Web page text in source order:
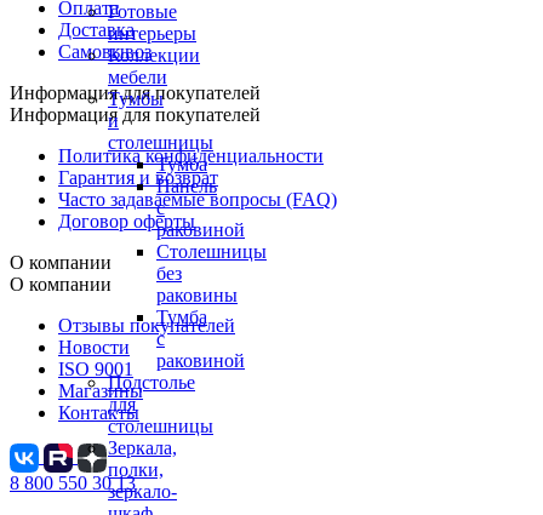
Готовые
интерьеры
Коллекции
мебели
Тумбы
и
столешницы
Тумба
Панель
с
раковиной
Столешницы
без
раковины
Тумба
с
раковиной
Подстолье
для
столешницы
Зеркала,
полки,
зеркало-
Оплата
Доставка
Самовывоз
Информация для покупателей
Информация для покупателей
Политика конфиденциальности
Гарантия и возврат
Часто задаваемые вопросы (FAQ)
Договор оферты
О компании
О компании
Отзывы покупателей
Новости
ISO 9001
Магазины
Контакты
8 800 550 30 13